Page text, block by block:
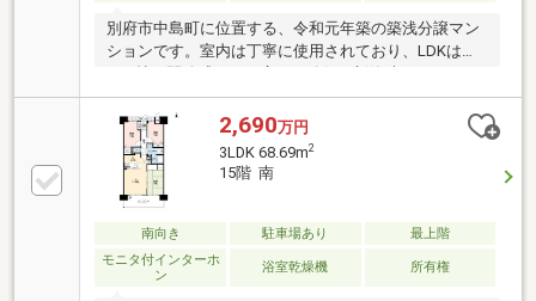
別府市中島町に位置する、令和元年築の築浅分譲マン
ションです。室内は丁寧に使用されており、LDKは約
たが、現在は2LDKへ間取り変更されており、リビング
をゆったり使いたい方や、ご夫婦・少人数世帯にもお
すすめの住空間となっています。 ペット飼育が可能
（条件あり）で、大切なご家族の一員と一緒に暮らせ
る点も魅力。全世帯分の平置き駐車場が確保されてお
り、日常の車利用もスムーズです。別府駅まで徒歩圏
内、バス停も徒歩1分と交通アクセスも良好。生活利
便施設が身近にそろったエリアで、快適なマンション
ライフをお考えの方にぜひご検討いただきたい物件で
2,690万円
3LDK 68.69m2
15階 南
南向き 駐車場あり
最上階
モニタ付インターホ
ン
浴室乾燥機 所有権